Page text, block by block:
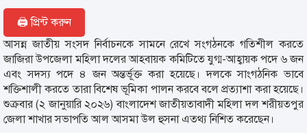
🖨 প্রিন্ট করুন
আসন্ন জাতীয় সংসদ নির্বাচনকে সামনে রেখে সংগঠনকে গতিশীল করতে
জাজিরা উপজেলা মহিলা দলের আহবায়ক কমিটিতে যুগ্ম-আহ্বায়ক পদে ৬ জন
এবং সদস্য পদে ৪ জন অন্তর্ভূক্ত করা হয়েছে। দলকে সাংগঠনিক ভাবে
শক্তিশালী করতে তারা বিশেষ ভূমিকা পালন করবে বলে প্রত্যাশা করা হয়েছে।
শুক্রবার (২ জানুয়ারি ২০২৬) বাংলাদেশ জাতীয়তাবাদী মহিলা দল শরীয়তপুর
জেলা শাখার সভাপতি আল আসমা উল হুসনা এতথ্য নিশিত করেছেন।